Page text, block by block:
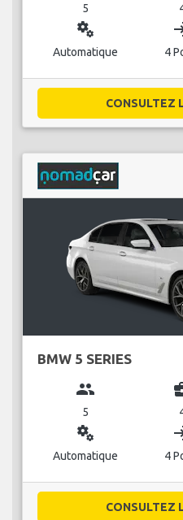
5
miscellaneous_services
Automatique 4
CONSULTEZ
BMW 5 SERIES
group
5
miscellaneous_services
Automatique 4
CONSULTEZ